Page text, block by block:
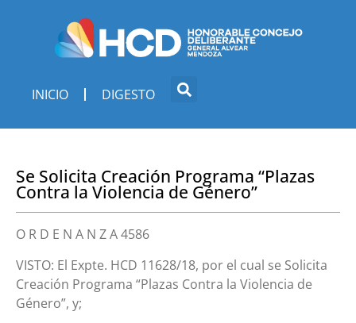
INICIO DIGESTO
Se Solicita Creación Programa “Plazas
Contra la Violencia de Género”
O R D E N A N Z A 4586
VISTO: El Expte. HCD 11628/18, por el cual se Solicita
Creación Programa “Plazas Contra la Violencia de
Género”, y;